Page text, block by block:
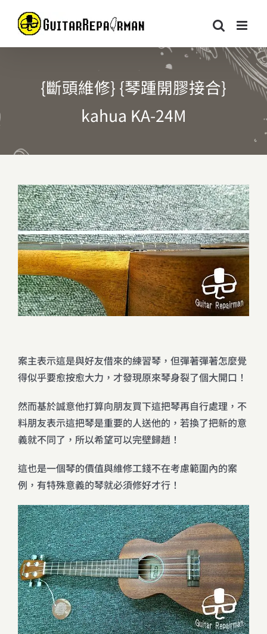
{斷頭維修} {琴踵開膠接合}
kahua KA-24M
案主表示這是與好友借來的練習琴，但彈著彈著怎麼覺
得似乎要愈按愈大力，才發現原來琴身裂了個大開口！
然而基於誠意他打算向朋友買下這把琴再自行處理，不
料朋友表示這把琴是重要的人送他的，若換了把新的意
義就不同了，所以希望可以完壁歸趙！
這也是一個琴的價值與維修工錢不在考慮範圍內的案
例，有特殊意義的琴就必須修好才行！